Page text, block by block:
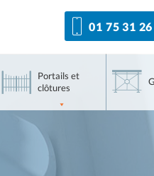
01 75 31
Portails et
clôtures